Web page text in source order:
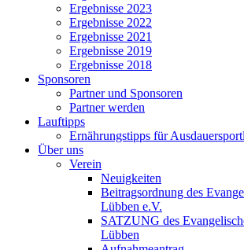
Ergebnisse 2023
Ergebnisse 2022
Ergebnisse 2021
Ergebnisse 2019
Ergebnisse 2018
Sponsoren
Partner und Sponsoren
Partner werden
Lauftipps
Ernährungstipps für
Über uns
Verein
Neuigkeiten
Beitragsordnung des
Lübben e.V.
SATZUNG des
Lübben